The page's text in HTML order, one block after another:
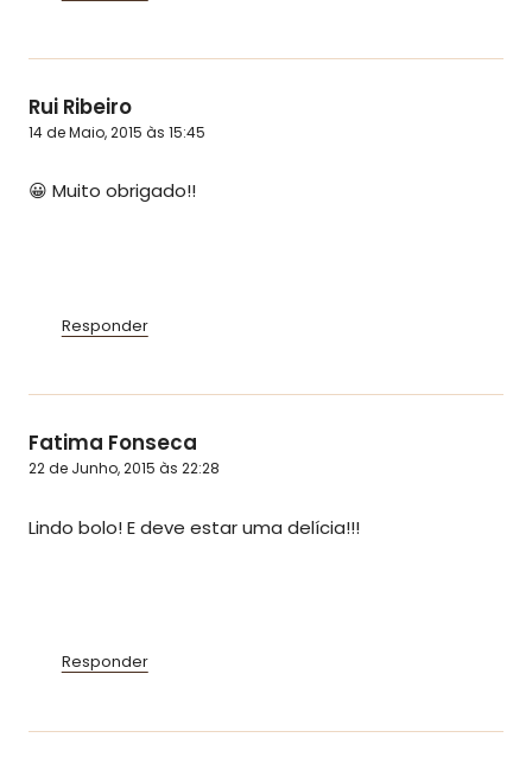
Rui Ribeiro
14 de Maio, 2015 às 15:45
😀 Muito obrigado!!
Responder
Fatima Fonseca
22 de Junho, 2015 às 22:28
Lindo bolo! E deve estar uma delícia!!!
Responder